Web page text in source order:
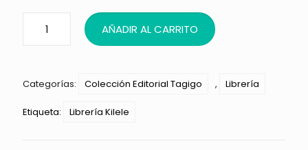
AÑADIR AL CARRITO
Categorías: Colección Editorial Tagigo , Librería
Etiqueta: Librería Kilele